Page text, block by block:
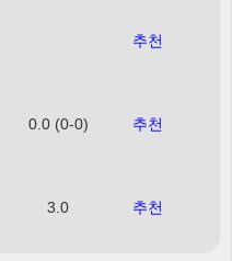
추천
0.0 (0-0) 추천
3.0 추천